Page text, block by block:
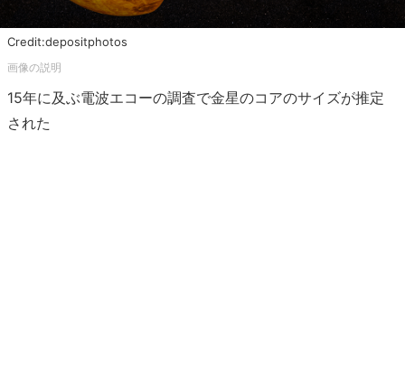
Credit:depositphotos
15年に及ぶ電波エコーの調査で金星のコアのサイズが推定
された